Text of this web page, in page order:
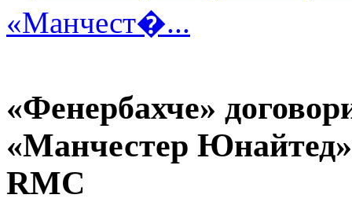
«Манчест�...
«Фенербахче»
«Манчестер
RMC